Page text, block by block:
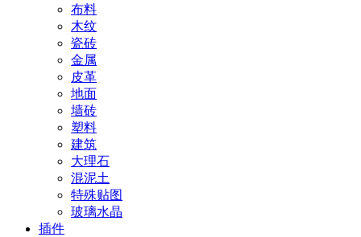
布料
木纹
瓷砖
金属
皮革
地面
墙砖
塑料
建筑
大理石
混泥土
特殊贴图
玻璃水晶
插件